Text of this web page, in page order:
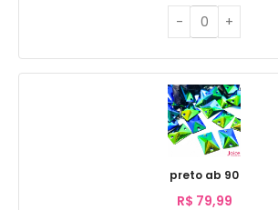
preto ab 90
R$ 79,99